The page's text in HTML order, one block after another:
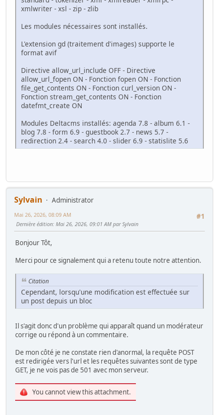
xmlwriter - xsl - zip - zlib
Les modules nécessaires sont installés.
L'extension gd (traitement d'images) supporte le
format avif
Directive allow_url_include OFF - Directive
allow_url_fopen ON - Fonction fopen ON - Fonction
file_get_contents ON - Fonction curl_version ON -
Fonction stream_get_contents ON - Fonction
datefmt_create ON
Modules Deltacms installés: agenda 7.8 - album 6.1 -
blog 7.8 - form 6.9 - guestbook 2.7 - news 5.7 -
redirection 2.4 - search 4.0 - slider 6.9 - statislite 5.6
Sylvain
Administrator
#1
Mai 26, 2026, 08:09 AM
Dernière édition: Mai 26, 2026, 09:01 AM par Sylvain
Bonjour Tôt,
Merci pour ce signalement qui a retenu toute notre attention.
Citation
Cependant, lorsqu'une modification est effectuée sur
un post depuis un bloc
Il s'agit donc d'un problème qui apparaît quand un modérateur
corrige ou répond à un commentaire.
De mon côté je ne constate rien d'anormal, la requête POST
est redirigée vers l'url et les requêtes suivantes sont de type
GET, je ne vois pas de 501 avec mon serveur.
You cannot view this attachment.